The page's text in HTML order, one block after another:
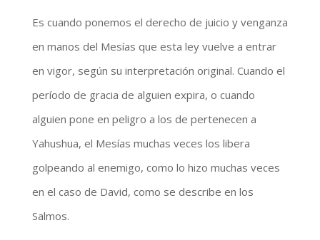
Es cuando ponemos el derecho de juicio y venganza
en manos del Mesías que esta ley vuelve a entrar
en vigor, según su interpretación original. Cuando el
período de gracia de alguien expira, o cuando
alguien pone en peligro a los de pertenecen a
Yahushua, el Mesías muchas veces los libera
golpeando al enemigo, como lo hizo muchas veces
en el caso de David, como se describe en los
Salmos.